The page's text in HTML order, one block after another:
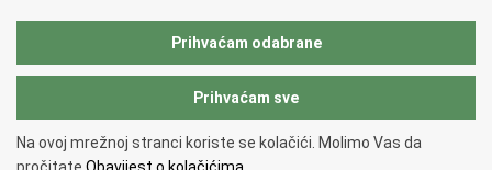
EU National Institutes for Culture
Međunarodni centar za podvodnu arheologiju u Zadru (MCPA)
Copyright © 2026 Ministarstvo kulture i medija.
Prihvaćam odabrane
Prihvaćam sve
Na ovoj mrežnoj stranci koriste se kolačići. Molimo Vas da